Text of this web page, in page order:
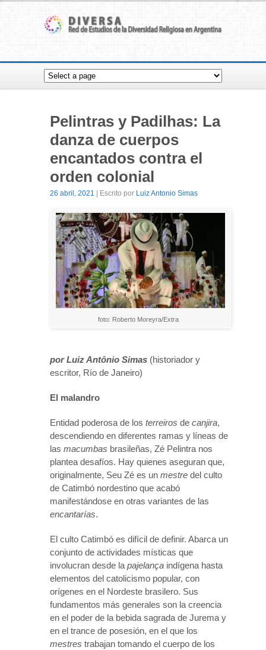
Pelintras y Padilhas: La
danza de cuerpos
encantados contra el
orden colonial
26 abril, 2021 | Escrito por Luiz Antonio Simas
foto: Roberto Moreyra/Extra
por Luiz Antônio Simas (historiador y
escritor, Río de Janeiro)
El malandro
Entidad poderosa de los terreiros de canjira,
descendiendo en diferentes ramas y líneas de
las macumbas brasileñas, Zé Pelintra nos
plantea desafíos. Hay quienes aseguran que,
originalmente, Seu Zé es un mestre del culto
de Catimbó nordestino que acabó
manifestándose en otras variantes de las
encantarías.
El culto Catimbó es difícil de definir. Abarca un
conjunto de actividades místicas que
involucran desde lapajelança indígena hasta
elementos del catolicismo popular, con
orígenes en el Nordeste brasilero. Sus
fundamentos más generales son la creencia
en el poder de la bebida sagrada de Jurema y
en el trance de posesión, en el que los
mestres trabajan tomando el cuerpo de los